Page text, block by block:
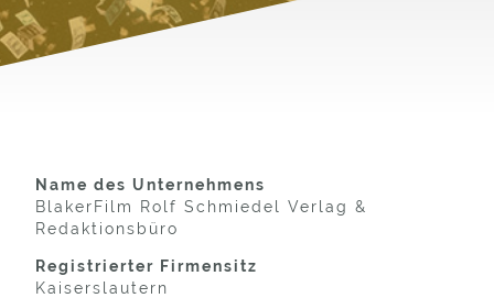
Name des Unternehmens
BlakerFilm Rolf Schmiedel Verlag &
Redaktionsbüro
Registrierter Firmensitz
Kaiserslautern